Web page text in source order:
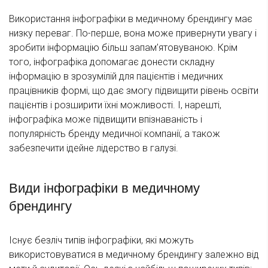
Використання інфографіки в медичному брендингу має
низку переваг. По-перше, вона може привернути увагу і
зробити інформацію більш запам’ятовуваною. Крім
того, інфографіка допомагає донести складну
інформацію в зрозумілій для пацієнтів і медичних
працівників формі, що дає змогу підвищити рівень освіти
пацієнтів і розширити їхні можливості. І, нарешті,
інфографіка може підвищити впізнаваність і
популярність бренду медичної компанії, а також
забезпечити ідейне лідерство в галузі.
Види інфографіки в медичному
брендингу
Існує безліч типів інфографіки, які можуть
використовуватися в медичному брендингу залежно від